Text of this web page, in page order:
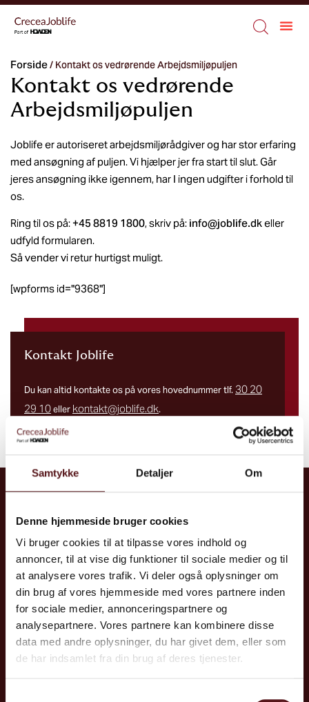
Samtykke Detaljer Om
Denne hjemmeside bruger cookies
Vi bruger cookies til at tilpasse vores indhold og
annoncer, til at vise dig funktioner til sociale medier og til
at analysere vores trafik. Vi deler også oplysninger om
din brug af vores hjemmeside med vores partnere inden
for sociale medier, annonceringspartnere og
analysepartnere. Vores partnere kan kombinere disse
data med andre oplysninger, du har givet dem, eller som
de har indsamlet fra din brug af deres tjenester.
Forside/ Kontakt os vedrørende Arbejdsmiljøpuljen
Kontakt os vedrørende
Arbejdsmiljøpuljen
Joblife er autoriseret arbejdsmiljørådgiver og har stor erfaring
med ansøgning af puljen. Vi hjælper jer fra start til slut. Går
jeres ansøgning ikke igennem, har I ingen udgifter i forhold til
os.
Ring til os på: +45 8819 1800, skriv på: info@joblife.dkeller
udfyld formularen.
Så vender vi retur hurtigst muligt.
[wpforms id="9368"]
Kontakt Joblife
Du kan altid kontakte os på vores hovednummer tlf. 30 20
29 10eller kontakt@joblife.dk.
Vores telefon er åben mandag – torsdag kl. 8-16 og fredag
kl. 8 – 15.
Kontakt
CreceaJoblife A/S
Tel: +45 70 10 86 00
E:info@joblife.dk
Tilmeld nyhedsbrev